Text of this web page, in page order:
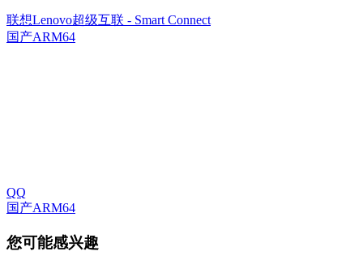
联想Lenovo超级互联 - Smart Connect
国产ARM64
QQ
国产ARM64
您可能感兴趣